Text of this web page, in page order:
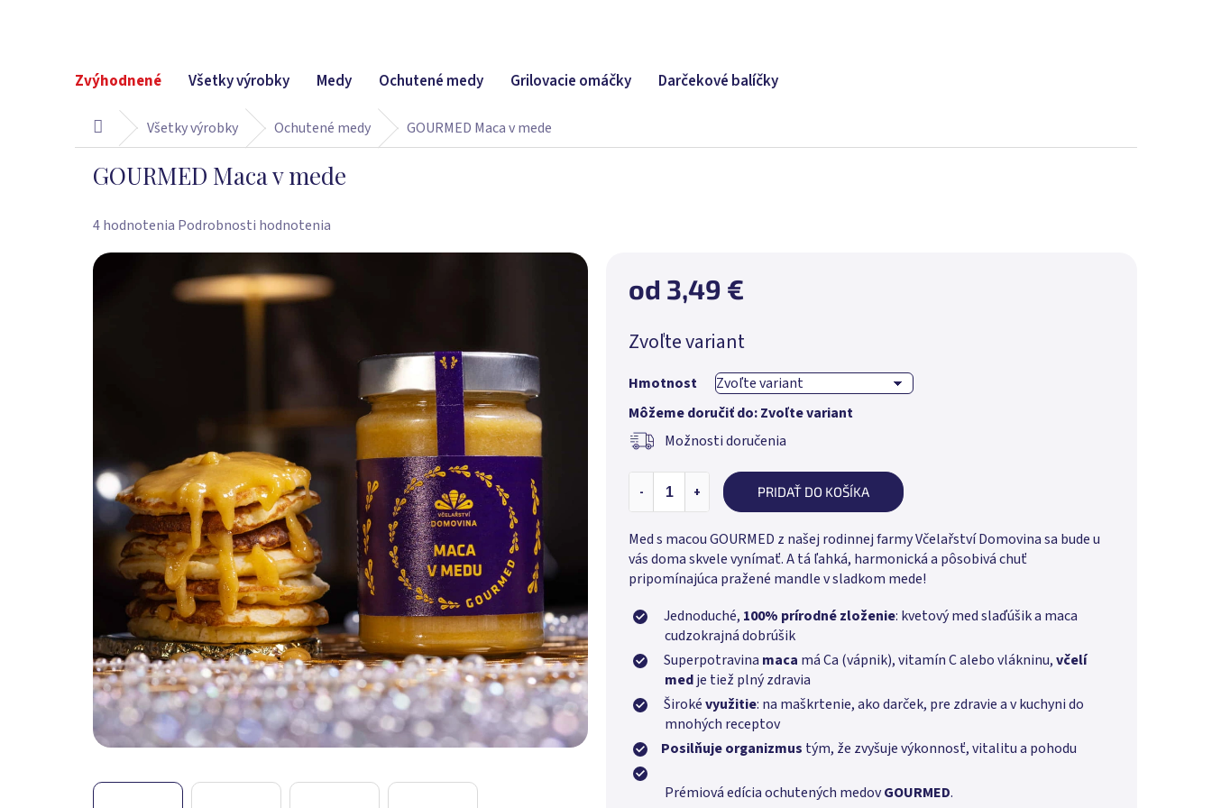
Zvýhodnené Všetky výrobky Medy Ochutené medy Grilovacie omáčky Darčekové balíčky
DomovVšetky výrobky Ochutené medy GOURMED Maca v mede
GOURMED Maca v mede
Priemerné
produktu
4 hodnotenia Podrobnosti hodnotenia
od 3,49 €
cena:
Zvoľte variant
Hmotnost
Môžeme doručiť do:Zvoľte variant
Možnosti doručenia
PRIDAŤ DO KOŠÍKA
Med s macou GOURMED z našej rodinnej farmy Včelařství Domovina sa bude u
vás doma skvele vynímať. A tá ľahká, harmonická a pôsobivá chuť
pripomínajúca pražené mandle v sladkom mede!
Jednoduché, 100% prírodné zloženie: kvetový med slaďúšik a maca
cudzokrajná dobrúšik
Superpotravina maca má Ca (vápnik), vitamín C alebo vlákninu,včelí
medje tiež plný zdravia
Širokévyužitie: na maškrtenie, ako darček, pre zdravie a v kuchyni do
mnohých receptov
Posilňuje organizmus tým, že zvyšuje výkonnosť, vitalitu a pohodu
Prémiová edícia ochutených medovGOURMED.